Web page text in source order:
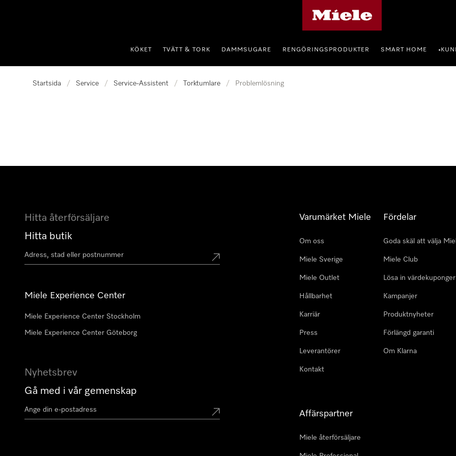
KÖKET TVÄTT & TORK DAMMSUGARE RENGÖRINGSPRODUKTER SMART HOME •
Startsida / Service / Service-Assistent / Torktumlare / Problemlösning
Hitta återförsäljare
Hitta butik
Miele Experience Center
Miele Experience Center Stockholm
Miele Experience Center Göteborg
Nyhetsbrev
Gå med i vår gemenskap
Varumärket Miele
Om oss
Miele Sverige
Miele Outlet
Hållbarhet
Karriär
Press
Leverantörer
Kontakt
Fördelar
Goda skäl att välja
Miele Club
Lösa in värdekuponger
Kampanjer
Produktnyheter
Förlängd garanti
Om Klarna
Affärspartner
Miele återförsäljare